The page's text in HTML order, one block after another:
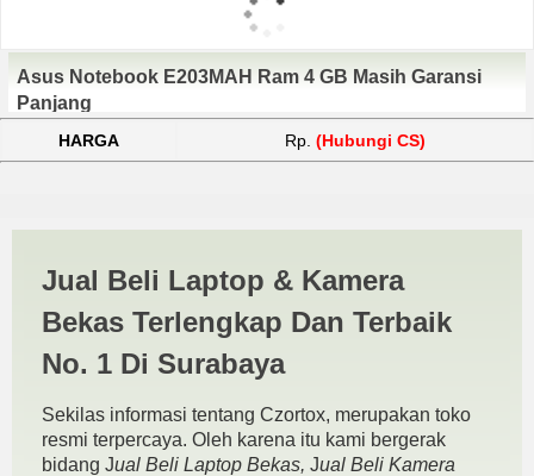
Asus Notebook E203MAH Ram 4 GB Masih Garansi
Panjang
HARGA Rp. (Hubungi CS)
Sidoarjo | JUAL BELI
KAMERA BEKAS | JUAL
BELI LAPTOP BEKAS |
SURABAYA
Jual Beli Laptop & Kamera
Bekas Terlengkap Dan Terbaik
No. 1 Di Surabaya
Sekilas informasi tentang Czortox, merupakan toko
resmi terpercaya. Oleh karena itu kami bergerak
bidang Jual Beli Laptop Bekas, Jual Beli Kamera